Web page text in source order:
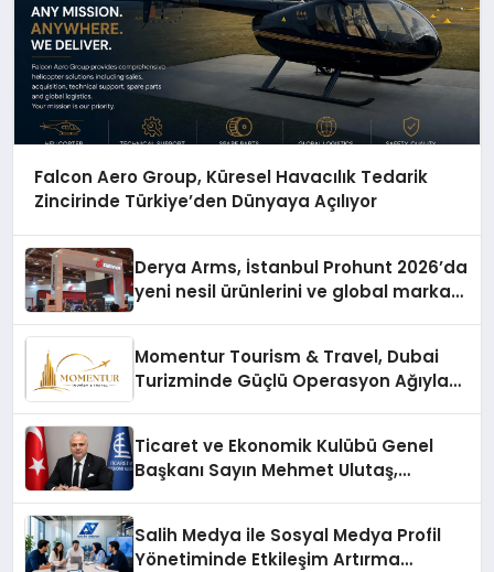
Falcon Aero Group, Küresel Havacılık Tedarik
Zincirinde Türkiye’den Dünyaya Açılıyor
Derya Arms, İstanbul Prohunt 2026’da
yeni nesil ürünlerini ve global marka
Momentur Tourism & Travel, Dubai
Turizminde Güçlü Operasyon Ağıyla
Ticaret ve Ekonomik Kulübü Genel
Başkanı Sayın Mehmet Ulutaş,
Salih Medya ile Sosyal Medya Profil
Yönetiminde Etkileşim Artırma